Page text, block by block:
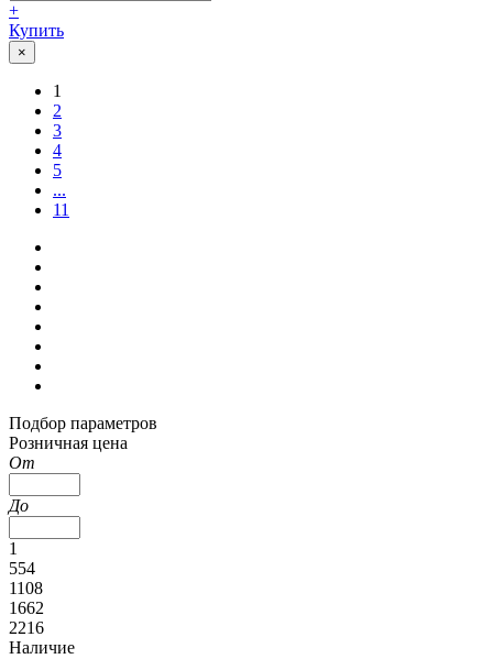
+
Купить
×
1
2
3
4
5
...
11
Подбор параметров
Розничная цена
От
До
1
554
1108
1662
2216
Наличие